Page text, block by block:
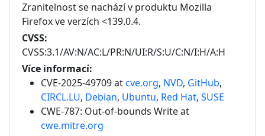
Zranitelnost se nachází v produktu Mozilla
Firefoxve verzích <139.0.4.
CVSS:
CVSS:3.1/AV:N/AC:L/PR:N/UI:R/S:U/C:N/I:H/A:H
Více informací:
CVE-2025-49709 atcve.org, NVD, GitHub,
CIRCL.LU, Debian, Ubuntu, Red Hat, SUSE
CWE-787: Out-of-bounds Writeat
cwe.mitre.org